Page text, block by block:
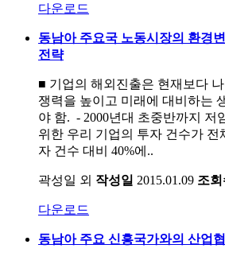
다운로드
동남아 주요국 노동시장의 환경
전략
■ 기업의 해외진출은 현재보다
쟁력을 높이고 미래에 대비하는
야 함. - 2000년대 초중반까지 저
위한 우리 기업의 투자 건수가 전
자 건수 대비 40%에..
곽성일 외 작성일 2015.01.09 조
다운로드
동남아 주요 신흥국가와의 산업